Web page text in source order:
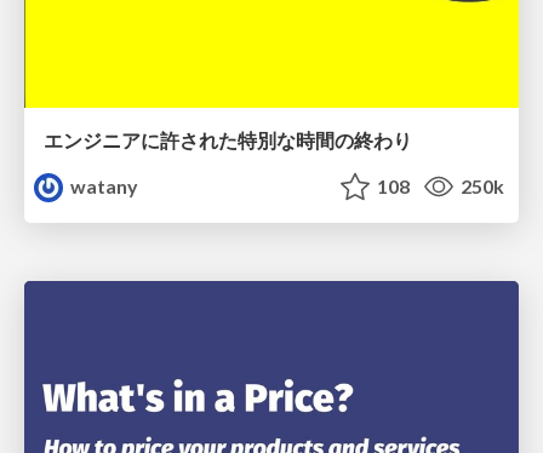
エンジニアに許された特別な時間の終わり
watany
108 250k